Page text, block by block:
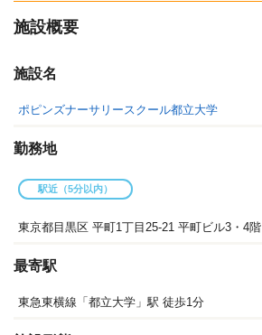
施設概要
施設名
ポピンズナーサリースクール都立大学
勤務地
駅近（5分以内）
東京都目黒区 平町1丁目25-21 平町ビル3・4階
最寄駅
東急東横線「都立大学」駅 徒歩1分